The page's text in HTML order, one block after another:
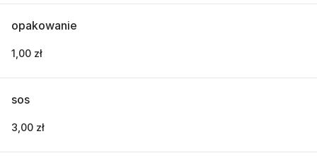
opakowanie
1,00 zł
sos
3,00 zł